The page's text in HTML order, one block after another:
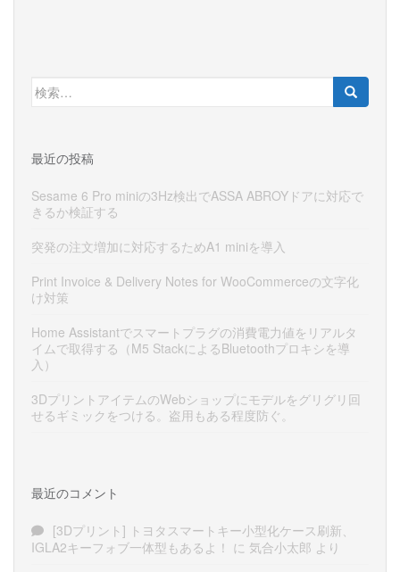
検
索:
最近の投稿
Sesame 6 Pro miniの3Hz検出でASSA ABROYドアに対応で
きるか検証する
突発の注文増加に対応するためA1 miniを導入
Print Invoice & Delivery Notes for WooCommerceの文字化
け対策
Home Assistantでスマートプラグの消費電力値をリアルタ
イムで取得する（M5 StackによるBluetoothプロキシを導
入）
3DプリントアイテムのWebショップにモデルをグリグリ回
せるギミックをつける。盗用もある程度防ぐ。
最近のコメント
[3Dプリント] トヨタスマートキー小型化ケース刷新、
IGLA2キーフォブ一体型もあるよ！ に 気合小太郎 より